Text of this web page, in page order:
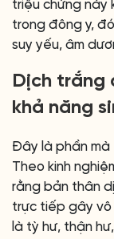
triệu chứng này
trong đông y,
suy yếu, âm
Dịch trắng
khả năng
Đây là phần mà
Theo kinh
rằng bản thân
trực tiếp gây vô
là tỳ hư, thận